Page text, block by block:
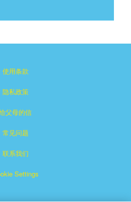
使用条款
隐私政策
父母的信
常见问题
联系我们
Settings